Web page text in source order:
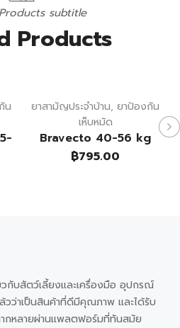
subtitle
Products
น
ยาสามัญประจำบ้าน, ยาป้องกัน
เห็บหมัด
Bravecto 40-56 kg
฿795.00
กับสัตว์เลี้ยงและเครื่องมือ อุปกรณ์
ว่าเป็นสินค้าที่ดีมีคุณภาพ และได้รับ
ากหลายผ่านแพลตฟอร์มที่ทันสมัย